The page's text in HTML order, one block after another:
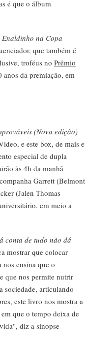
é que o álbum
Enaldinho na Copa
que também é
troféus no Prêmio
anos da premiação, em
(Nova edição)
e este box, de mais e
especial de dupla
às 4h da manhã
Garrett (Belmont
(Jalen Thomas
em meio a
conta de tudo não dá
mostrar que colocar
ensina que o
que nos permite nutrir
sociedade, articulando
este livro nos mostra a
que o tempo deixa de
diz a sinopse